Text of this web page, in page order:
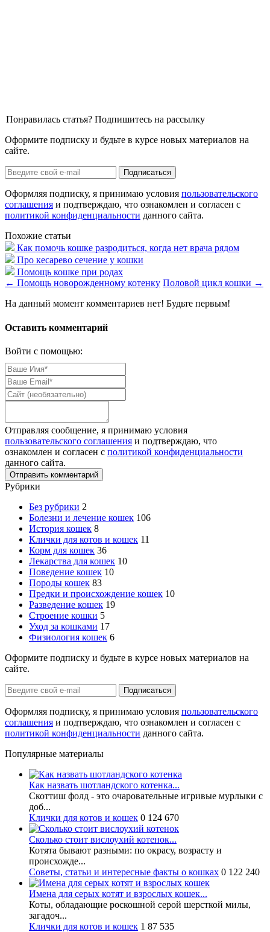
Понравилась статья? Подпишитесь на рассылку
Оформите подписку и будьте в курсе новых материалов на
сайте.
Оформляя подписку, я принимаю условия пользовательского
соглашения и подтверждаю, что ознакомлен и согласен с
политикой конфиденциальности данного сайта.
Похожие статьи
Как помочь кошке разродиться, когда нет врача рядом
Про кесарево сечение у кошки
Помощь кошке при родах
← Помощь новорожденному котенку Половой цикл кошки →
На данный момент комментариев нет! Будьте первым!
Оставить комментарий
Войти с помощью:
Отправляя сообщение, я принимаю условия
пользовательского соглашения и подтверждаю, что
ознакомлен и согласен с политикой конфиденциальности
данного сайта.
Рубрики
Без рубрики 2
Болезни и лечение кошек 106
История кошек 8
Клички для котов и кошек 11
Корм для кошек 36
Лекарства для кошек 10
Поведение кошек 10
Породы кошек 83
Предки и происхождение кошек 10
Разведение кошек 19
Строение кошки 5
Уход за кошками 17
Физиология кошек 6
Оформите подписку и будьте в курсе новых материалов на
сайте.
Оформляя подписку, я принимаю условия пользовательского
соглашения и подтверждаю, что ознакомлен и согласен с
политикой конфиденциальности данного сайта.
Популярные материалы
Как назвать шотландского котенка...
Скоттиш фолд - это очаровательные игривые мурлыки с
доб...
Клички для котов и кошек 0 124 670
Сколько стоит вислоухий котенок...
Котята бывают разными: по окрасу, возрасту и
происхожде...
Советы, статьи и интересные факты о кошках 0 122 240
Имена для серых котят и взрослых кошек...
Коты, обладающие роскошной серой шерсткой милы,
загадоч...
Клички для котов и кошек 1 87 535